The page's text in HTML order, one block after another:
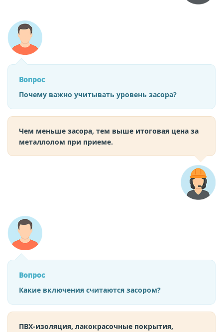
Вопрос
Почему важно учитывать уровень засора?
Чем меньше засора, тем выше итоговая цена за
металлолом при приеме.
Вопрос
Какие включения считаются засором?
ПВХ‑изоляция, лакокрасочные покрытия,